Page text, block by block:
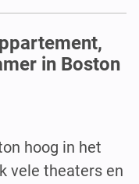
in Boston
hoog in het
vele theaters en